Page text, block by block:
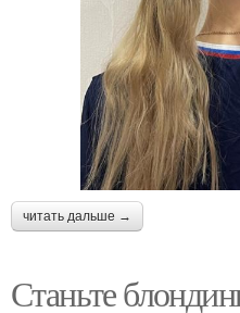
читать дальше →
Станьте